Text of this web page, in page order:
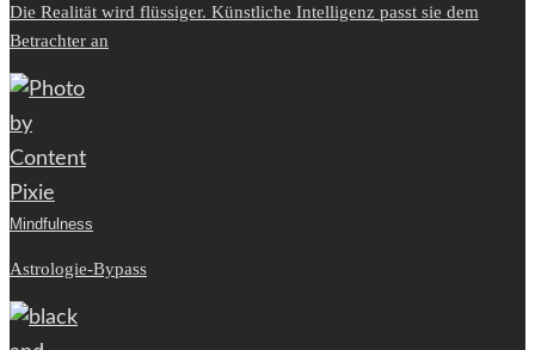
Die Realität wird flüssiger. Künstliche Intelligenz passt sie dem
Betrachter an
Mindfulness
Astrologie-Bypass